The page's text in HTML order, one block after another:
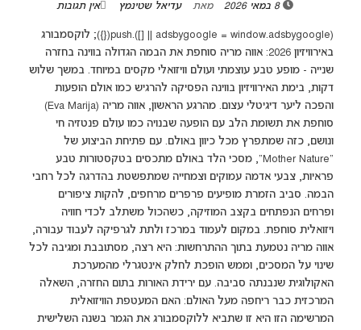
8 במאי 2026 מאת עדיאל שטינמץ אין תגובות
(adsbygoogle = window.adsbygoogle || []).push({}); לוקסמבורג
באירוויזיון 2026: אווה מריה סוחפת את הבמה הגדולה בווינה בחזרה
שנייה - מופע טבע עוצמתי ועולם וויזואלי מקסים במיוחד. במשך שלוש
דקות, בימת האירוויזיון בווינה הפסיקה להרגיש כמו אולם הופעות
והפכה ליער דיגיטלי עצום. מהרגע הראשון, אווה מריה (Eva Marija)
סוחפת את תשומת הלב עם הופעה שבנויה כמו עולם פנטזיה חי
ונושם, כזה שמתפרץ מכל כיוון באולם. עם פתיחת הביצוע של
“Mother Nature”, מסכי הלד באולם מתכסים בטקסטורות טבע
פראיות, צבעי אדמה עמוקים וצמחייה שמתפשטת בהדרגה לכל רחבי
הבמה. סביב הזמרת מופיעים פרפרים מרחפים, להקות ציפורים
ופרחים הנפתחים בקצב המוזיקה, כשהכול משתלב לכדי חוויה
ויזואלית סוחפת. במקום לעמוד במרכז ולתת לגרפיקה לעבוד עבורה,
אווה מריה נטמעת בתוך ההתרחשות: היא רצה, מסתובבת ומגיבה לכל
שינוי על המסכים, וממש הופכת לחלק אינטגרלי מהמערכת
האקולוגית שנבנתה סביבה. עם ירידת האורות בתום החזרה, השאלה
המרכזית כבר ריחפה מעל האולם: האם המעטפת הוויזואלית
המרשימה הזו היא זו שתביא ללוקסמבורג את הגמר בשנה השלישית